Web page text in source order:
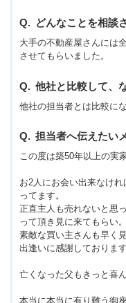
どんなことを相談
大手の不動産屋さんには
させてもらいました。
他社と比較して、
他社の担当者とは比較に
担当者へ伝えたい
この度は築50年以上の実
お2人にお会い出来なけ
ってます。
正直主人も売れないと思
って頂き見に来てもらい。
素敵な買い主さんも早く
出逢いに感謝しております
亡くなった父もきっと喜
本当に本当に有り難う御